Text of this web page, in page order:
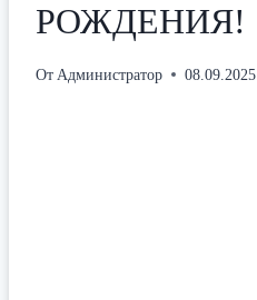
РОЖДЕНИЯ!
От Администратор 08.09.2025